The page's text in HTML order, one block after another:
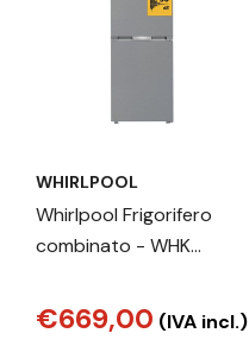
WHIRLPOOL
Whirlpool Frigorifero
combinato - WHK
€669,00 (IVA incl.)